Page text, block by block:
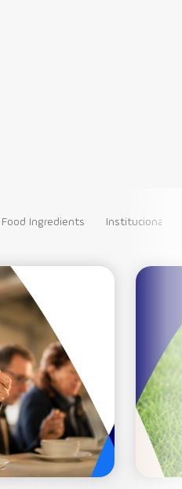
Food Ingredients Institucional